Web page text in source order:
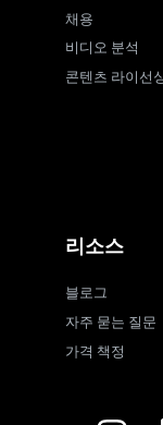
채용
비디오 분석
콘텐츠 라이선
리소스
블로그
자주 묻는 질문
가격 책정